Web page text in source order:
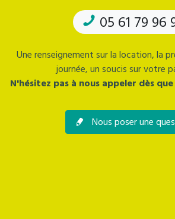
05 61 79 96
Une renseignement sur la location, la
journée, un soucis sur votre
N'hésitez pas à nous appeler dès
Nous poser une